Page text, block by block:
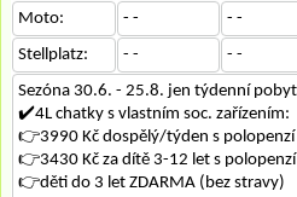
Moto:
- - - -
Stellplatz:
- - - -
Sezóna 30.6. - 25.8. jen týdenní
✔️4L chatky s vlastním soc. zařízením:
👉3990 Kč dospělý/týden s polopenzí
👉3430 Kč za dítě 3-12 let s
👉děti do 3 let ZDARMA (bez stravy)